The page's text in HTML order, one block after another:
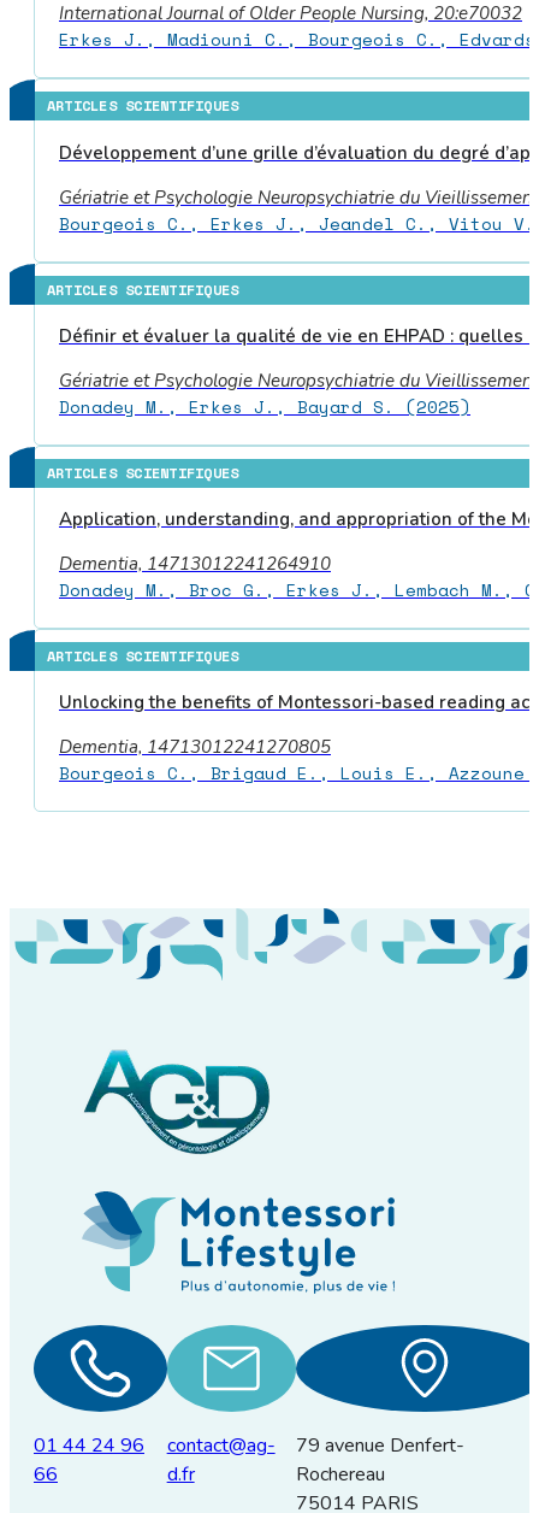
International Journal of Older People Nursing, 20:e70032
Erkes J., Madiouni C., Bourgeois C.,
ARTICLES SCIENTIFIQUES
Développement d’une grille d’évaluation du degré
Gériatrie et Psychologie Neuropsychiatrie du
Bourgeois C., Erkes J., Jeandel C., Vitou
ARTICLES SCIENTIFIQUES
Définir et évaluer la qualité de vie en EHPAD :
Gériatrie et Psychologie Neuropsychiatrie du
Donadey M., Erkes J., Bayard S. (2025)
ARTICLES SCIENTIFIQUES
Application, understanding, and appropriation of the
Dementia, 14713012241264910
Donadey M., Broc G., Erkes J., Lembach M.,
ARTICLES SCIENTIFIQUES
Unlocking the benefits of Montessori-based reading
Dementia, 14713012241270805
Bourgeois C., Brigaud E., Louis E.,
01 44 24 96
66
contact@ag-
d.fr
79 avenue Denfert-
Rochereau
75014 PARIS